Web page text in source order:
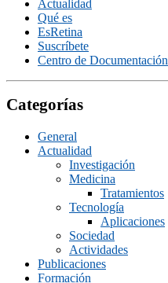
Actualidad
Qué es
EsRetina
Suscrí­bete
Centro de Documentación
Categorías
General
Actualidad
Investigación
Medicina
Tratamientos
Tecnologí­a
Aplicaciones
Sociedad
Actividades
Publicaciones
Formación